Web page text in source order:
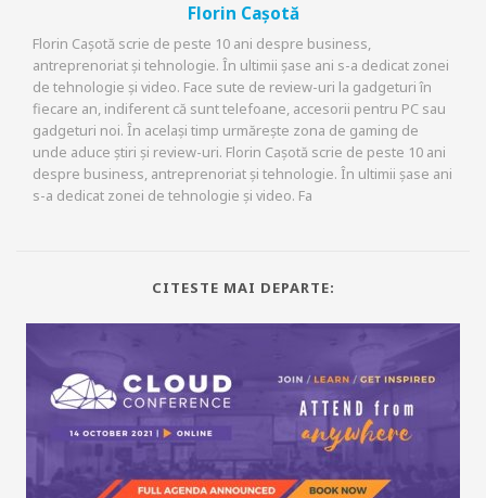
Florin Cașotă
Florin Cașotă scrie de peste 10 ani despre business,
antreprenoriat și tehnologie. În ultimii șase ani s-a dedicat zonei
de tehnologie și video. Face sute de review-uri la gadgeturi în
fiecare an, indiferent că sunt telefoane, accesorii pentru PC sau
gadgeturi noi. În același timp urmărește zona de gaming de
unde aduce știri și review-uri. Florin Cașotă scrie de peste 10 ani
despre business, antreprenoriat și tehnologie. În ultimii șase ani
s-a dedicat zonei de tehnologie și video. Fa
CITESTE MAI DEPARTE: